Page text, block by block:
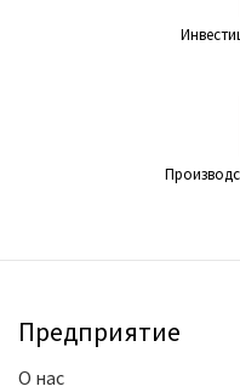
Предприятие
О нас